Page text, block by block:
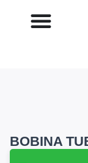
BOBINA